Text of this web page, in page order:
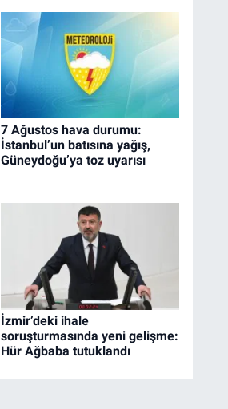
7 Ağustos hava durumu:
İstanbul’un batısına yağış,
Güneydoğu’ya toz uyarısı
İzmir’deki ihale
soruşturmasında yeni gelişme:
Hür Ağbaba tutuklandı